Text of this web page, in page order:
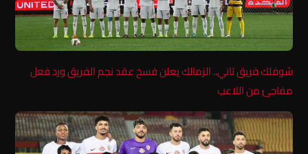
شوفلك فريق تاني.. الزمالك يعلن فسخ عقد نجم الفريق ورد فعل
مفاجئ من اللاعب